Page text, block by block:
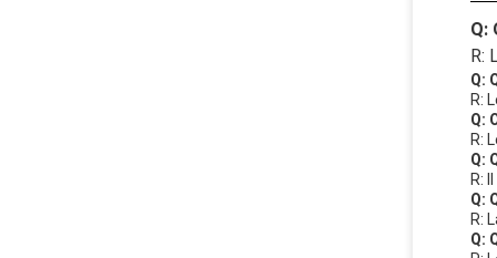
Q:
R:
Q:
R:
Q:
R:
Q:
R:
Q:
R:
Q: